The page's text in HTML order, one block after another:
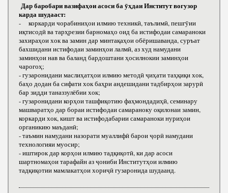
Дар баробари вазифаҳои асоси ба ӯҳдаи Институт вогузор
карда шудааст:
- коркарди чорабиниҳои илмию техникӣ, таълимӣ, пешгӯии
иқтисодӣ ва тарҳрезии барномаҳо оид ба истифодаи самараноки
захираҳои хок ва замин дар минтақаҳои обёришаванда, суръат
бахшидани истифодаи заминҳои лалмӣ, аз худ намудани
заминҳои нав ва баланд бардоштани ҳосилнокии заминҳои
чарогоҳ;
- гузаронидани маслиҳатҳои илмию методӣ ҷиҳати таҳқиқи хок,
баҳо додан ба сифати хок баҳри андешидани тадбирҳои зарурӣ
бар зидди таназзулёбии хок;
- гузаронидани корҳои ташфиқотию фаҳмондадиҳӣ, семинару
машваратҳо дар бораи истифодаи самараноку оқилонаи замин,
коркарди хок, кишт ва истифодабарии самараноки нуриҳои
органикию маъданӣ;
- таъмин намудани назорати муаллифӣ барои ҷорӣ намудани
технологияи муосир;
- иштирок дар корҳои илмию тадқиқотӣ, ки дар асоси
шартномаҳои тарафайн аз ҷониби Институтҳои илмию
тадқиқотии мамлакатҳои хориҷӣ гузаронида шудаанд.